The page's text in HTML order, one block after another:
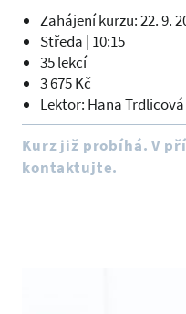
Zahájení kurzu: 22. 9.
Středa | 10:15
35 lekcí
3 675 Kč
Lektor: Hana Trdlicová
Kurz již probíhá. V
kontaktujte.